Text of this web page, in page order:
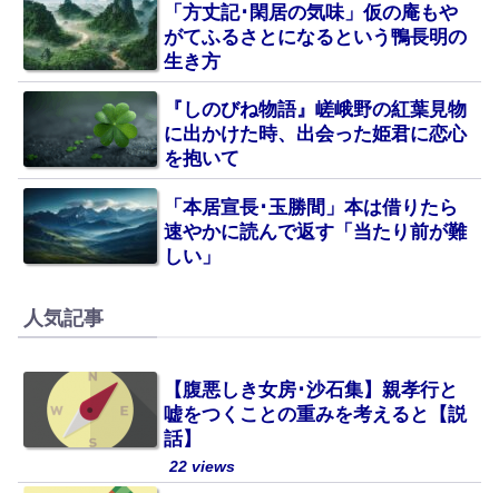
「方丈記･閑居の気味」仮の庵もや
がてふるさとになるという鴨長明の
生き方
『しのびね物語』嵯峨野の紅葉見物
に出かけた時、出会った姫君に恋心
を抱いて
「本居宣長･玉勝間」本は借りたら
速やかに読んで返す「当たり前が難
しい」
人気記事
【腹悪しき女房･沙石集】親孝行と
嘘をつくことの重みを考えると【説
話】
22 views